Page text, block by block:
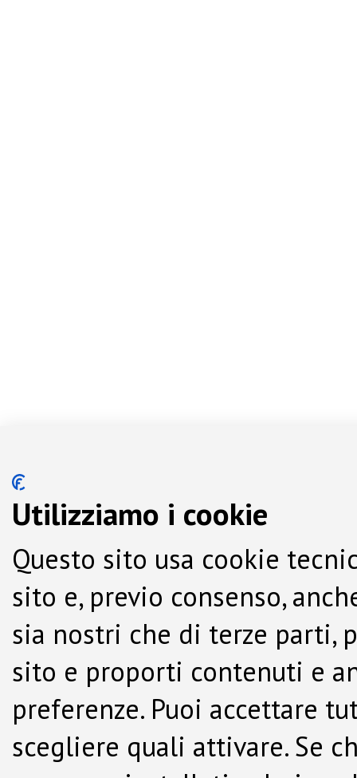
Utilizziamo i cookie
Questo sito usa cookie
sito e, previo consenso,
sia nostri che di terze parti,
sito e proporti contenuti e
preferenze. Puoi accettare
scegliere quali attivare. Se